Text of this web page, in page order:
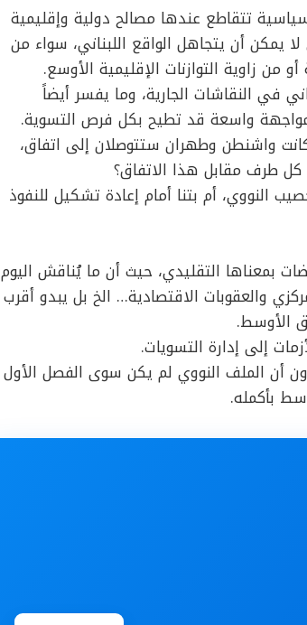
تتقاطع عندها مصالح دولية وإقليمية
يمكن أن يتجاهل الواقع اللبناني، سواء من
من زاوية التوازنات الإقليمية الأوسع.
في النقاشات الجارية، وما يفسر أيضاً
مواجهة واسعة قد تطيح بكل فرص التسوية.
واشنطن وطهران ستتوصلان إلى اتفاق،
طرف مقابل هذا الاتفاق؟
النووي، أم بتنا أمام إعادة تشكيل للنفوذ
بمعناها التقليدي، حيث أن ما يُناقش اليوم
والعقوبات الاقتصادية… الخ بل يبدو أقرب
الأوسط.
إلى إدارة التسويات.
أن الملف النووي لم يكن سوى الفصل الأول
بأكمله.